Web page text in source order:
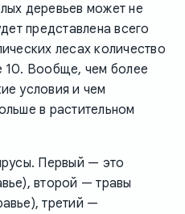
деревьев может не
представлена всего
лесах количество
10. Вообще, чем более
условия и чем
в растительном
Первый — это
второй — травы
третий —